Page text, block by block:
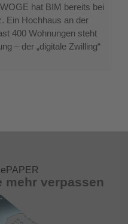
hat BIM bereits bei
Ein Hochhaus an der
400 Wohnungen steht
– der „digitale Zwilling“
mehr verpassen